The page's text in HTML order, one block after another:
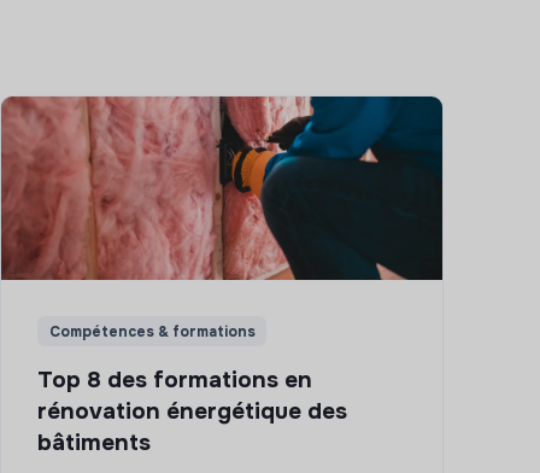
Compétences & formations
Top 8 des formations en
rénovation énergétique des
bâtiments